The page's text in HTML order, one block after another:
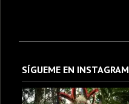
SÍGUEME EN INSTAGRAM